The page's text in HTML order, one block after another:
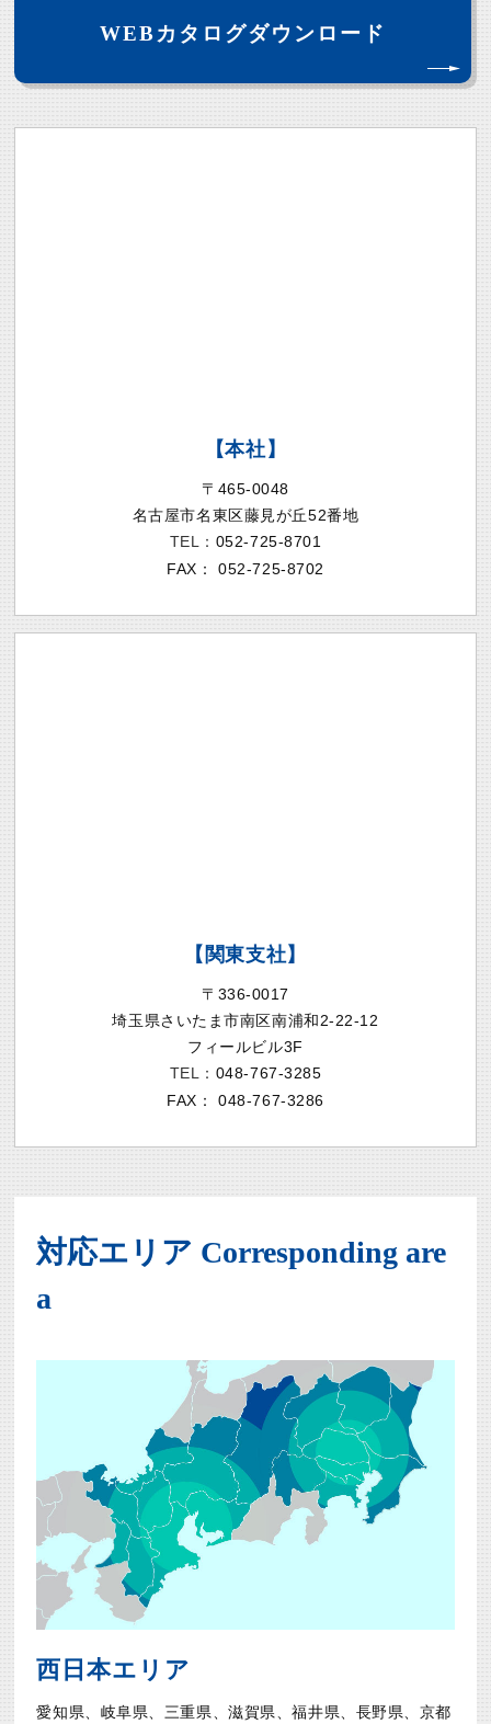
WEBカタログダウンロード
【本社】
〒465-0048
名古屋市名東区藤見が丘52番地
TEL： 052-725-8701
FAX：
052-725-8702
【関東支社】
〒336-0017
埼玉県さいたま市南区南浦和2-22-12
フィールビル3F
TEL： 048-767-3285
FAX：
048-767-3286
対応エリア Corresponding are
a
西日本エリア
愛知県、岐阜県、三重県、滋賀県、福井県、長野県、京都